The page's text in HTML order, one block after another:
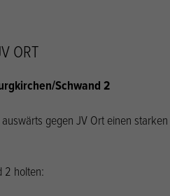
ORT
Schwand 2
gegen JV Ort einen starken
2 holten: